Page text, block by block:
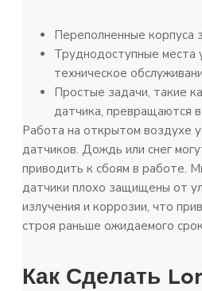
Переполненные корпуса
Труднодоступные места
техническое
Простые задачи, такие
датчика, превращаются
Работа на открытом воздухе
датчиков. Дождь или снег
приводить к сбоям в работе.
датчики плохо защищены от
излучения и коррозии, что
строя раньше ожидаемого
Как Сделать